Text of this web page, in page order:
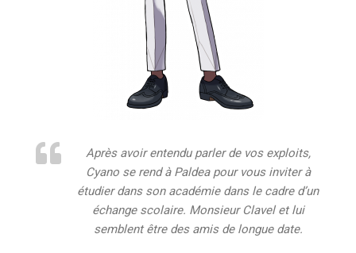
Après avoir entendu parler de vos exploits,
Cyano se rend à Paldea pour vous inviter à
étudier dans son académie dans le cadre d’un
échange scolaire. Monsieur Clavel et lui
semblent être des amis de longue date.